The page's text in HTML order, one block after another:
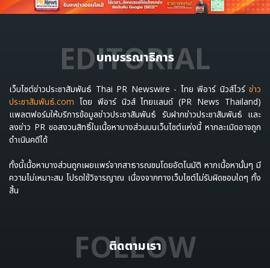
บทบรรณาธิการ
EDITORIAL
เว็บไซต์ข่าวประชาสัมพันธ์ Thai PR Newswire - ไทย พีอาร์ นิวส์ไวร์ ข่าว
ประชาสัมพันธ์.com โดย พีอาร์ นิวส์ ไทยแลนด์ (PR News Thailand)
แพลตฟอร์มให้บริการข้อมูลข่าวประชาสัมพันธ์ รับฝากข่าวประชาสัมพันธ์ และ
ลงข่าว PR ขอสงวนสิทธิ์ในเนื้อหาบางส่วนบนเว็บไซต์แห่งนี้ หากละเมิดอาจถูก
ดำเนินคดีได้
ทั้งนี้เนื้อหาบางส่วนถูกเผยแพร่จากสาธารณชนโดยอัตโนมัติ หากเนื้อหานั้นๆ มี
ความไม่เหมาะสม โปรดใช้วิจารญาณ เนื่องจากทางเว็บไซต์ไม่รับผิดชอบใดๆ ทั้ง
สิ้น
ติดตามเรา
FOLLOW